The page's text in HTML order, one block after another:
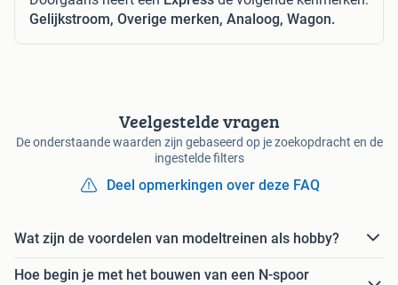
Gelijkstroom, Overige merken, Analoog, Wagon.
Veelgestelde vragen
De onderstaande waarden zijn gebaseerd op je zoekopdracht en de
ingestelde filters
Deel opmerkingen over deze FAQ
Wat zijn de voordelen van modeltreinen als hobby?
Hoe begin je met het bouwen van een N-spoor